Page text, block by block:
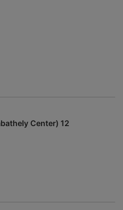
Center) 12